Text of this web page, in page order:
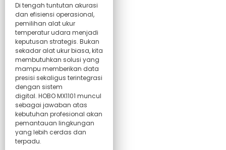
Di tengah tuntutan akurasi
dan efisiensi operasional,
pemilihan alat ukur
temperatur udara menjadi
keputusan strategis. Bukan
sekadar alat ukur biasa, kita
membutuhkan solusi yang
mampu memberikan data
presisi sekaligus terintegrasi
dengan sistem
digital. HOBO MX1101 muncul
sebagai jawaban atas
kebutuhan profesional akan
pemantauan lingkungan
yang lebih cerdas dan
terpadu.